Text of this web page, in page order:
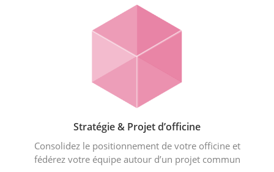
Stratégie & Projet d’officine
Consolidez le positionnement de votre officine et
fédérez votre équipe autour d’un projet commun